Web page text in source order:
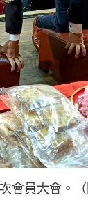
會員大會。（